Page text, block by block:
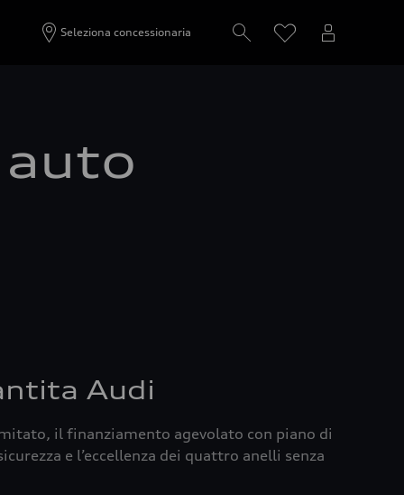
Seleziona concessionaria
Audi
il finanziamento agevolato con piano di
e l’eccellenza dei quattro anelli senza